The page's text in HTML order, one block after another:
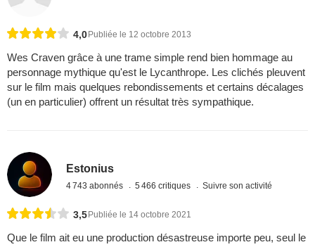
4,0 Publiée le 12 octobre 2013
Wes Craven grâce à une trame simple rend bien hommage au
personnage mythique qu'est le Lycanthrope. Les clichés pleuvent
sur le film mais quelques rebondissements et certains décalages
(un en particulier) offrent un résultat très sympathique.
Estonius
4 743 abonnés 5 466 critiques Suivre son activité
3,5 Publiée le 14 octobre 2021
Que le film ait eu une production désastreuse importe peu, seul le